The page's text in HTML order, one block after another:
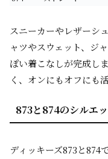
スニーカーやレザーシ
ャツやスウェット、ジ
ぽい着こなしが完成し
く、オンにもオフにも
873と874のシルエ
ディッキーズ873と874